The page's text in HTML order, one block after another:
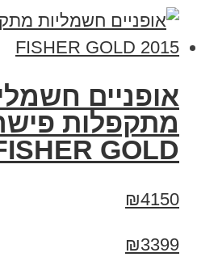
אופניים
GOLD
₪4150
₪3399